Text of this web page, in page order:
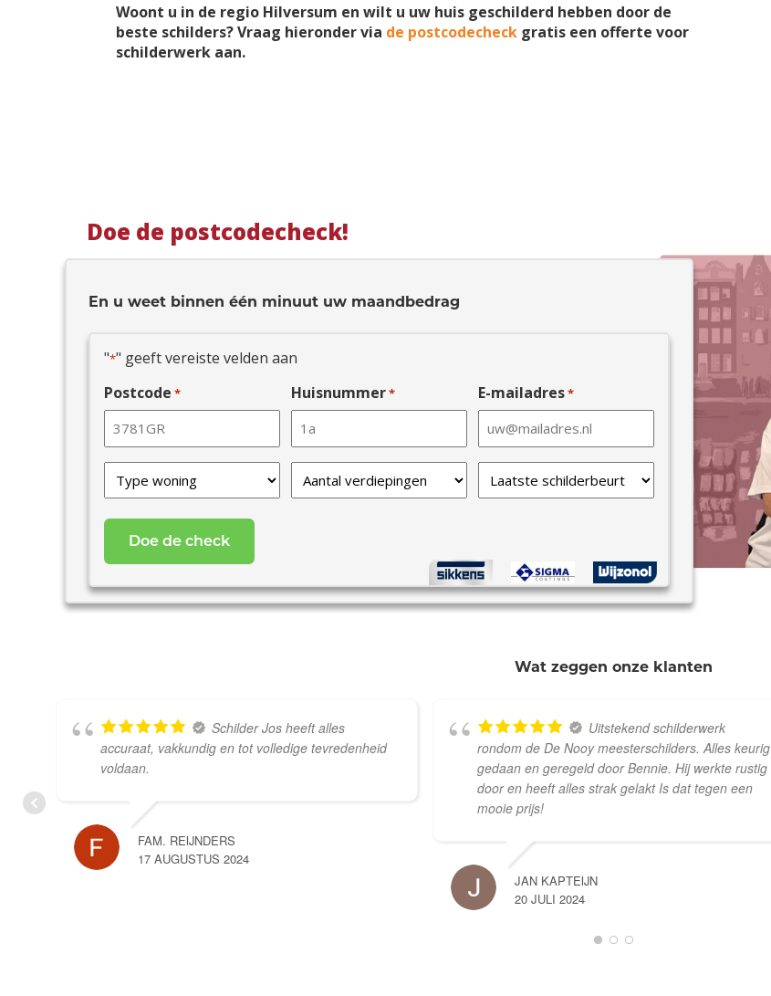
Woont u in de regio Hilversum en wilt u uw huis geschilderd hebben door de
beste schilders? Vraag hieronder via de postcodecheck gratis een offerte voor
schilderwerk aan.
Doe de postcodecheck!
En u weet binnen één minuut uw maandbedrag
"*" geeft vereiste velden aan
Postcode * Huisnummer* E-mailadres*
van
woning
Verdiepingen
schilderbeurt
Wat zeggen onze klanten
Schilder Jos heeft alles
accuraat, vakkundig en tot volledige tevredenheid
voldaan.
FAM. REIJNDERS
17 AUGUSTUS 2024
Uitstekend schilderwerk
rondom de De Nooy meesterschilders. Alles keurig
gedaan en geregeld door Bennie. Hij werkte rustig
door en heeft alles strak gelakt Is dat tegen een
mooie prijs!
JAN KAPTEIJN
20 JULI 2024